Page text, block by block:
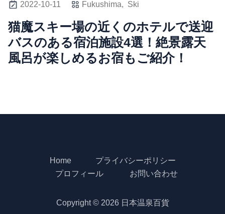
2022-10-11 Fukushima, Ski
猫魔スキー場の近くのホテルで送迎
バスのある宿泊施設4選！絶景露天
風呂が楽しめるお宿もご紹介！
Home
プライバシーポリシー
プロフィール
お問い合わせ
Copyright © 2026 日本温泉百貨